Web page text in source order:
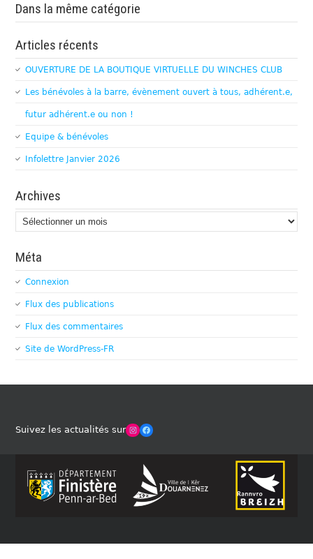
Dans la même catégorie
Articles récents
OUVERTURE DE LA BOUTIQUE VIRTUELLE DU WINCHES CLUB
Les bénévoles à la barre, évènement ouvert à tous, adhérent.e,
futur adhérent.e ou non !
Equipe & bénévoles
Infolettre Janvier 2026
Archives
Archives
Méta
Connexion
Flux des publications
Flux des commentaires
Site de WordPress-FR
Suivez les actualités surWinches Club OfficielFacebook